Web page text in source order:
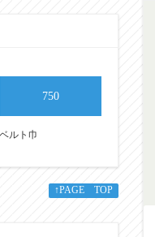
750
ベルト巾
↑PAGE TOP